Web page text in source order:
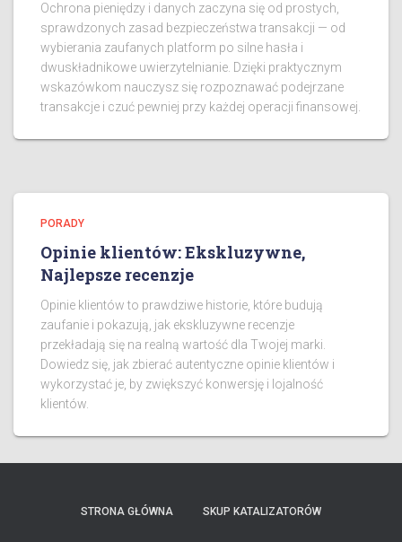
Ochrona pieniędzy i danych zaczyna się od prostych,
sprawdzonych zasad bezpieczeństwa transakcji — od
wybierania zaufanych platform po silne hasła i
dwuskładnikowe uwierzytelnianie. Dzięki praktycznym
wskazówkom nauczysz się rozpoznawać podejrzane
transakcje i czuć pewniej przy każdej operacji finansowej.
PORADY
Opinie klientów: Ekskluzywne,
Najlepsze recenzje
Opinie klientów to prawdziwe historie, które budują
zaufanie i pokazują, jak ekskluzywne recenzje
przekładają się na realną wartość dla Twojej marki.
Dowiedz się, jak zbierać autentyczne opinie klientów i
wykorzystać je, by zwiększyć konwersję i lojalność
klientów.
STRONA GŁÓWNA SKUP KATALIZATORÓW